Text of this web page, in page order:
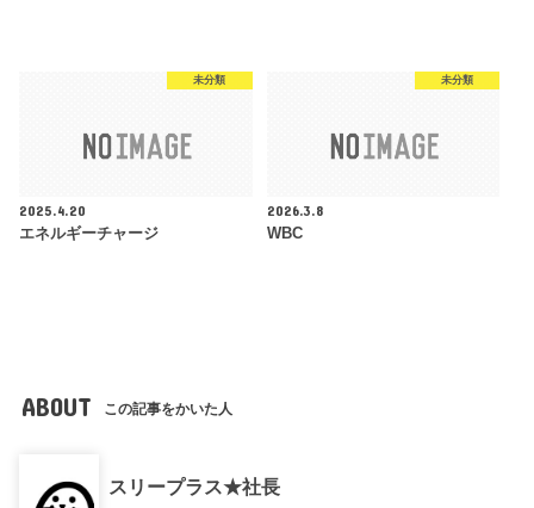
未分類
2025.4.20
エネルギーチャージ
未分類
2026.3.8
WBC
ABOUT この記事をかいた人
スリープラス★社長